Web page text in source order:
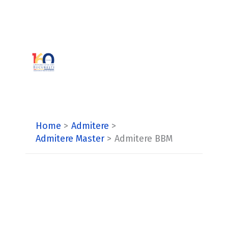
Home
Admitere
Admitere Master
Admitere BBM